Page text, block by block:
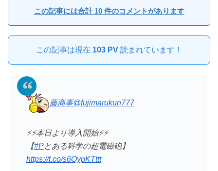
この記事には合計 10 件のコメントがあります
この記事は現在 103 PV読まれています！
藤商事@fujimarukun777
⚡⚡本日より導入開始⚡⚡
【#Pとある科学の超電磁砲】
https://t.co/s6OypKTttt